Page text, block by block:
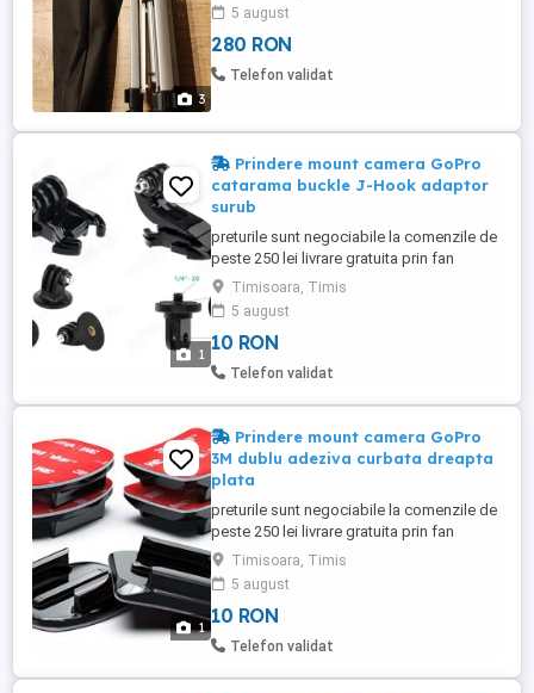
3
5 august
280 RON
Telefon validat
1
Prindere mount camera GoPro
catarama buckle J-Hook adaptor
surub
preturile sunt negociabile la comenzile de
peste 250 lei livrare gratuita prin fan
courier, detalii la telefon la nr din anunt
toate produsele sunt noi prindere mount
pentru camerele GoPro sau pentru orice
camera de actiune cu prindere de GoPro 4
accesorii pt camerele GoPro catarama
Timisoara, Timis
5 august
10 RON
Telefon validat
1
Prindere mount camera GoPro
3M dublu adeziva curbata dreapta
plata
preturile sunt negociabile la comenzile de
peste 250 lei livrare gratuita prin fan
courier, detalii la telefon la nr din anunt
toate produsele sunt noi prindere mount
pentru camerele GoPro sau pentru orice
camera de actiune cu prindere de GoPro 2
modele de prindere dublu adeziva 3M pt
Timisoara, Timis
5 august
10 RON
Telefon validat